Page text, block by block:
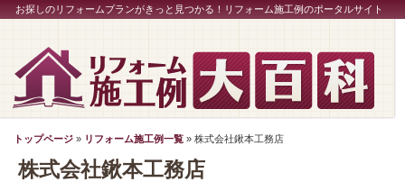
お探しのリフォームプランがきっと見つかる！リフォーム施工例のポータルサイト
トップページ » リフォーム施工例一覧 » 株式会社鍬本工務店
株式会社鍬本工務店